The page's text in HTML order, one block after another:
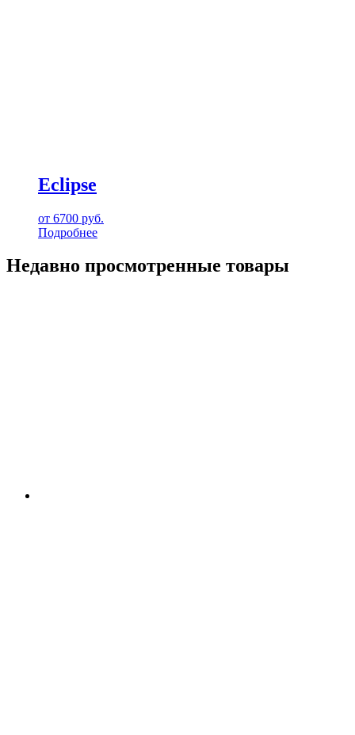
Eclipse
от 6700 руб.
Подробнее
Недавно просмотренные товары